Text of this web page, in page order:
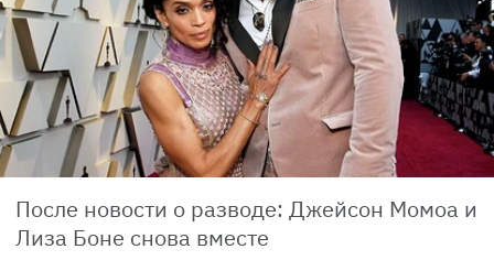
После новости о разводе: Джейсон Момоа и
Лиза Боне снова вместе